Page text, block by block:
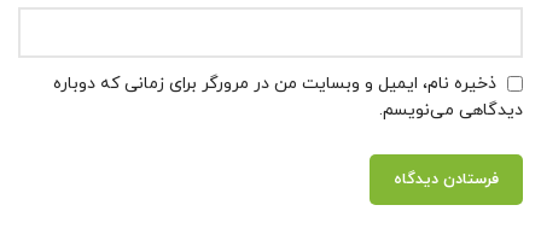
ذخیره نام، ایمیل و وبسایت من در مرورگر برای زمانی که دوباره
دیدگاهی می‌نویسم.